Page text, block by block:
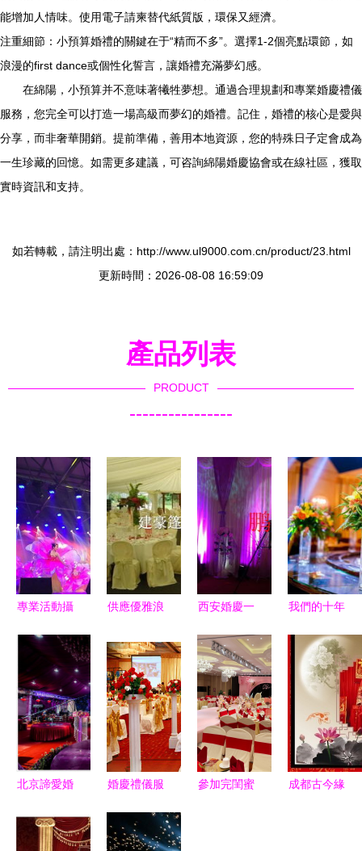
能增加人情味。使用電子請柬替代紙質版，環保又經濟。
注重細節：小預算婚禮的關鍵在于“精而不多”。選擇1-2個亮點環節，如
浪漫的first dance或個性化誓言，讓婚禮充滿夢幻感。
在綿陽，小預算并不意味著犧牲夢想。通過合理規劃和專業婚慶禮儀
服務，您完全可以打造一場高級而夢幻的婚禮。記住，婚禮的核心是愛與
分享，而非奢華開銷。提前準備，善用本地資源，您的特殊日子定會成為
一生珍藏的回憶。如需更多建議，可咨詢綿陽婚慶協會或在線社區，獲取
實時資訊和支持。
如若轉載，請注明出處：http://www.ul9000.com.cn/product/23.html
更新時間：2026-08-08 16:59:09
產品列表
PRODUCT
----------------
專業活動攝
議活動中的
價值與選擇
供應優雅浪
專業生產廠
家與婚慶禮
儀服務的完
美結合
西安婚慶一
務解決方案
南郊婚禮司
儀與優惠套
餐全攻略
我們的十年
潮下，WE
婚禮設計中
心的蛻變與
堅守
北京諦愛婚
電子商務為
婚慶禮儀服
化 數字化
參加完閨蜜
成都古今緣